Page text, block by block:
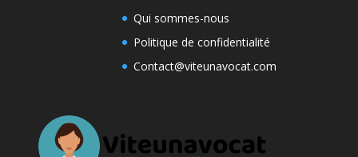
Qui sommes-nous
Politique de confidentialité
Contact@viteunavocat.com